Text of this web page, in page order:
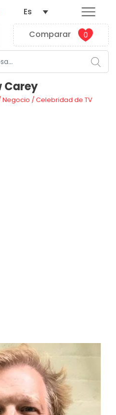
Comparar 0
Es
Carey
Negocio /Celebridad de TV